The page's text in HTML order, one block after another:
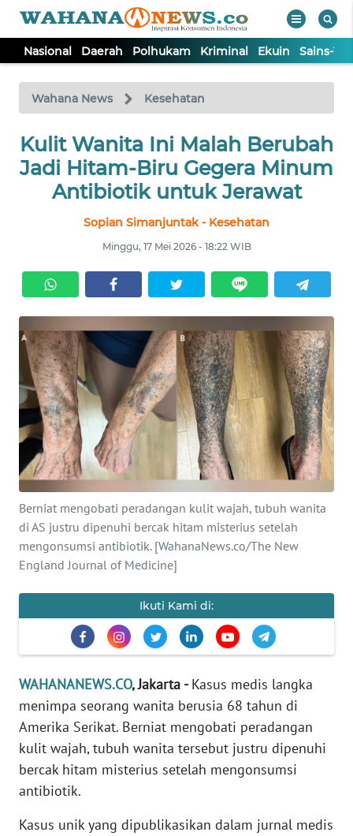
Nasional Daerah Polhukam Kriminal Ekuin Sains-
Wahana News Kesehatan
Kulit Wanita Ini Malah Berubah
Jadi Hitam-Biru Gegera Minum
Antibiotik untuk Jerawat
Sopian Simanjuntak - Kesehatan
Minggu, 17 Mei 2026 - 18:22 WIB
Berniat mengobati peradangan kulit wajah, tubuh wanita
di AS justru dipenuhi bercak hitam misterius setelah
mengonsumsi antibiotik. [WahanaNews.co/The New
England Journal of Medicine]
Ikuti Kami di:
WAHANANEWS.CO, Jakarta -Kasus medis langka
menimpa seorang wanita berusia 68 tahun di
Amerika Serikat. Berniat mengobati peradangan
kulit wajah, tubuh wanita tersebut justru dipenuhi
bercak hitam misterius setelah mengonsumsi
antibiotik.
Kasus unik yang dipublikasikan dalam jurnal medis
TV
Tutup
NASIONAL
DAERAH
POLHUKAM
KRIMINAL
EKUIN
SAINS-TEKNO
KESEHATAN
INTERNASIONAL
SERBA-SERBI
PENDIDIKAN
Informasi
INDEKS
BERITA
KAMI